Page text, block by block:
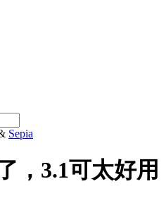
Sepia
，3.1可太好用